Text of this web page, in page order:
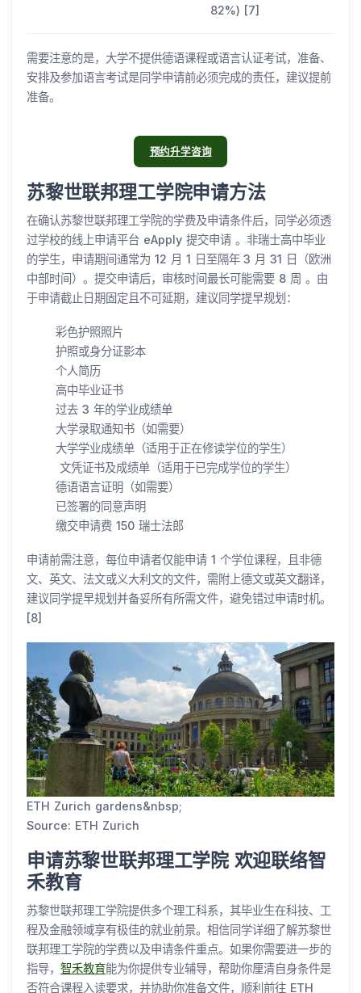
82%) [7]
需要注意的是，大学不提供德语课程或语言认证考试，准备、
安排及参加语言考试是同学申请前必须完成的责任，建议提前
准备。
预约升学咨询
苏黎世联邦理工学院申请方法
在确认苏黎世联邦理工学院的学费及申请条件后，同学必须透
过学校的线上申请平台 eApply 提交申请 。非瑞士高中毕业
的学生，​​申请期间通常为 12 月 1 日至隔年 3 月 31 日（欧洲
中部时间）。提交申请后，审核时间最长可能需要 8 周 。由
于申请截止日期固定且不可延期，建议同学提早规划：
彩色护照照片
护照或身分证影本
个人简历
高中毕业证书
过去 3 年的学业成绩单
大学录取通知书（如需要）
大学学业成绩单（适用于正在修读学位的学生）
文凭证书及成绩单（适用于已完成学位的学生）
德语语言证明（如需要）
已签署的同意声明
缴交申请费 150 瑞士法郎
申请前需注意，每位申请者仅能申请 1 个学位课程，且非德
文、英文、法文或义大利文的文件，需附上德文或英文翻译，
建议同学提早规划并备妥所有所需文件，避免错过申请时机。
[8]
ETH Zurich gardens&nbsp;
Source: ETH Zurich
申请苏黎世联邦理工学院 欢迎联络智
禾教育
苏黎世联邦理工学院提供多个理工科系，其毕业生在科技、工
程及金融领域享有极佳的就业前景。相信同学详细了解苏黎世
联邦理工学院的学费以及申请条件重点。如果你需要进一步的
指导， 智禾教育能为你提供专业辅导，帮助你厘清自身条件是
否符合课程入读要求，并协助你准备文件，顺利前往 ETH